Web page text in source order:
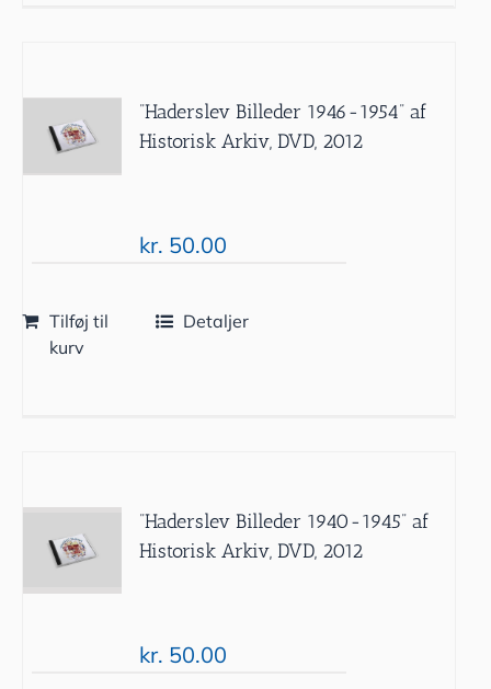
”Haderslev Billeder 1946-1954” af
Historisk Arkiv, DVD, 2012
kr. 50.00
Tilføj til
kurv
Detaljer
”Haderslev Billeder 1940-1945” af
Historisk Arkiv, DVD, 2012
kr. 50.00